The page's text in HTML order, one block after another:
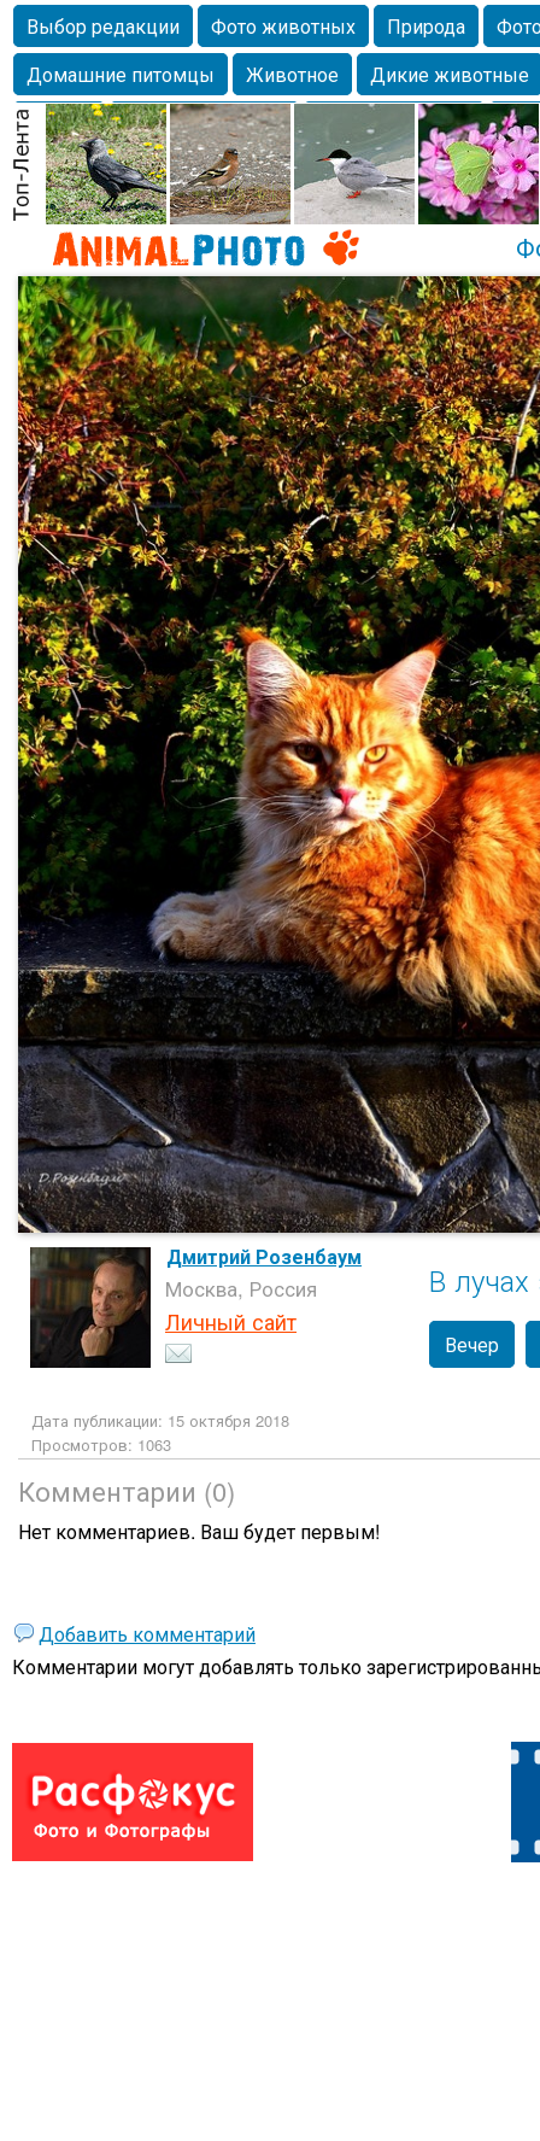
Выбор редакции Фото животных Природа
Домашние питомцы
Животное
Дикие животные
Собаки
Alexanderandronik Млекопитающие
Морда
Собачка Осень Портрет
Домашние
Насекомое
Коты Lebert Дикие птицы Утка
Дмитрий Розенбаум
Москва, Россия
Личный сайт
В
Вечер
Дата публикации: 15 октября 2018
Просмотров: 1063
Комментарии (0)
Нет комментариев. Ваш будет первым!
Добавить комментарий
Комментарии могут добавлять только